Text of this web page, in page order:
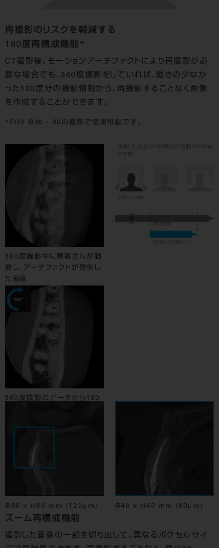
再撮影のリスクを軽減する
180度再構成機能*
CT撮影後、モーションアーチファクトにより再撮影が必
要な場合でも、360度撮影をしていれば、動きの少なか
った180度分の撮影情報から、再撮影することなく画像
を作成することができます。
*FOV Φ30 - 80の撮影で使用可能です。
360度撮影中に患者さんが動
揺し、アーチファクトが発生し
た画像
360度撮影のデータから180
Φ80 x H80 mm (125μm) Φ40 x H40 mm (80μm)
ズーム再構成機能
撮影した画像の一部を切り出して、異なるボクセルサイ